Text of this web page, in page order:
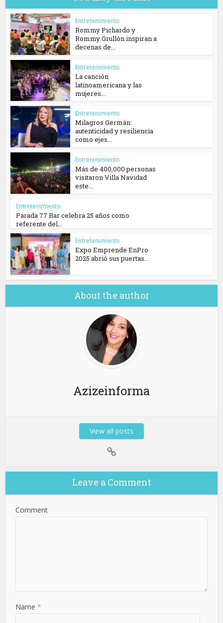
Entretenimiento
Rommy Pichardo y
Rommy Grullón inspiran a
decenas de...
Entretenimiento
La canción
latinoamericana y las
mujeres...
Entretenimiento
Milagros Germán:
autenticidad y resiliencia
como ejes...
Entretenimiento
Más de 400,000 personas
visitaron Villa Navidad
este...
Entretenimiento
Parada 77 Bar celebra 25 años como
referente del...
Entretenimiento
Expo Emprende EnPro
2025 abrió sus puertas...
About the author
Azizeinforma
View all posts
Leave a Comment
Comment
Name *